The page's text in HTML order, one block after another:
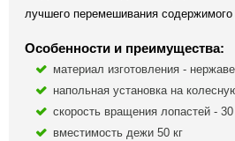
лучшего перемешивания содержимого
Особенности и преимущества:
материал изготовления -
напольная установка на
скорость вращения лопастей -
вместимость дежи 50 кг